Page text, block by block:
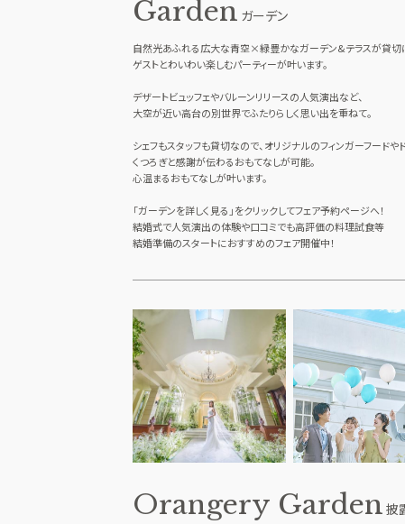
Garden ガーデン
自然光あふれる広大な青空×緑豊かなガーデン&テラスが貸切
ゲストとわいわい楽しむパーティーが叶います。
デザートビュッフェやバルーンリリースの人気演出など、
大空が近い高台の別世界でふたりらしく思い出を重ねて。
シェフもスタッフも貸切なので、オリジナルのフィンガーフードや
くつろぎと感謝が伝わるおもてなしが可能。
心温まるおもてなしが叶います。
「ガーデンを詳しく見る」をクリックしてフェア予約ページへ！
結婚式で人気演出の体験や口コミでも高評価の料理試食等
結婚準備のスタートにおすすめのフェア開催中！
Orangery Garden 披